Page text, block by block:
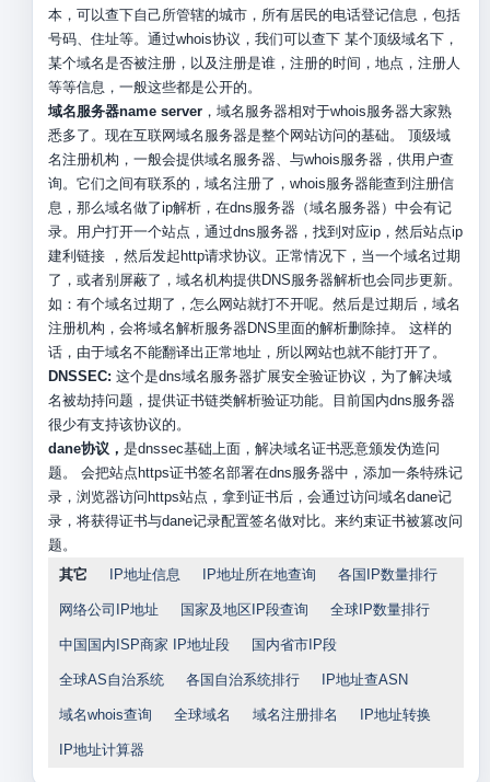
本，可以查下自己所管辖的城市，所有居民的电话登记信息，包括
号码、住址等。通过whois协议，我们可以查下 某个顶级域名下，
某个域名是否被注册，以及注册是谁，注册的时间，地点，注册人
等等信息，一般这些都是公开的。
域名服务器name server，域名服务器相对于whois服务器大家熟
悉多了。现在互联网域名服务器是整个网站访问的基础。 顶级域
名注册机构，一般会提供域名服务器、与whois服务器，供用户查
询。它们之间有联系的，域名注册了，whois服务器能查到注册信
息，那么域名做了ip解析，在dns服务器（域名服务器）中会有记
录。用户打开一个站点，通过dns服务器，找到对应ip，然后站点ip
建利链接 ，然后发起http请求协议。正常情况下，当一个域名过期
了，或者别屏蔽了，域名机构提供DNS服务器解析也会同步更新。
如：有个域名过期了，怎么网站就打不开呢。然后是过期后，域名
注册机构，会将域名解析服务器DNS里面的解析删除掉。 这样的
话，由于域名不能翻译出正常地址，所以网站也就不能打开了。
DNSSEC: 这个是dns域名服务器扩展安全验证协议，为了解决域
名被劫持问题，提供证书链类解析验证功能。目前国内dns服务器
很少有支持该协议的。
dane协议， 是dnssec基础上面，解决域名证书恶意颁发伪造问
题。 会把站点https证书签名部署在dns服务器中，添加一条特殊记
录，浏览器访问https站点，拿到证书后，会通过访问域名dane记
录，将获得证书与dane记录配置签名做对比。来约束证书被篡改问
题。
其它
IP地址信息 IP地址所在地查询 各国IP数量排行
网络公司IP地址 国家及地区IP段查询 全球IP数量排行
中国国内ISP商家 IP地址段 国内省市IP段
全球AS自治系统 各国自治系统排行 IP地址查ASN
域名whois查询 全球域名 域名注册排名 IP地址转换
IP地址计算器